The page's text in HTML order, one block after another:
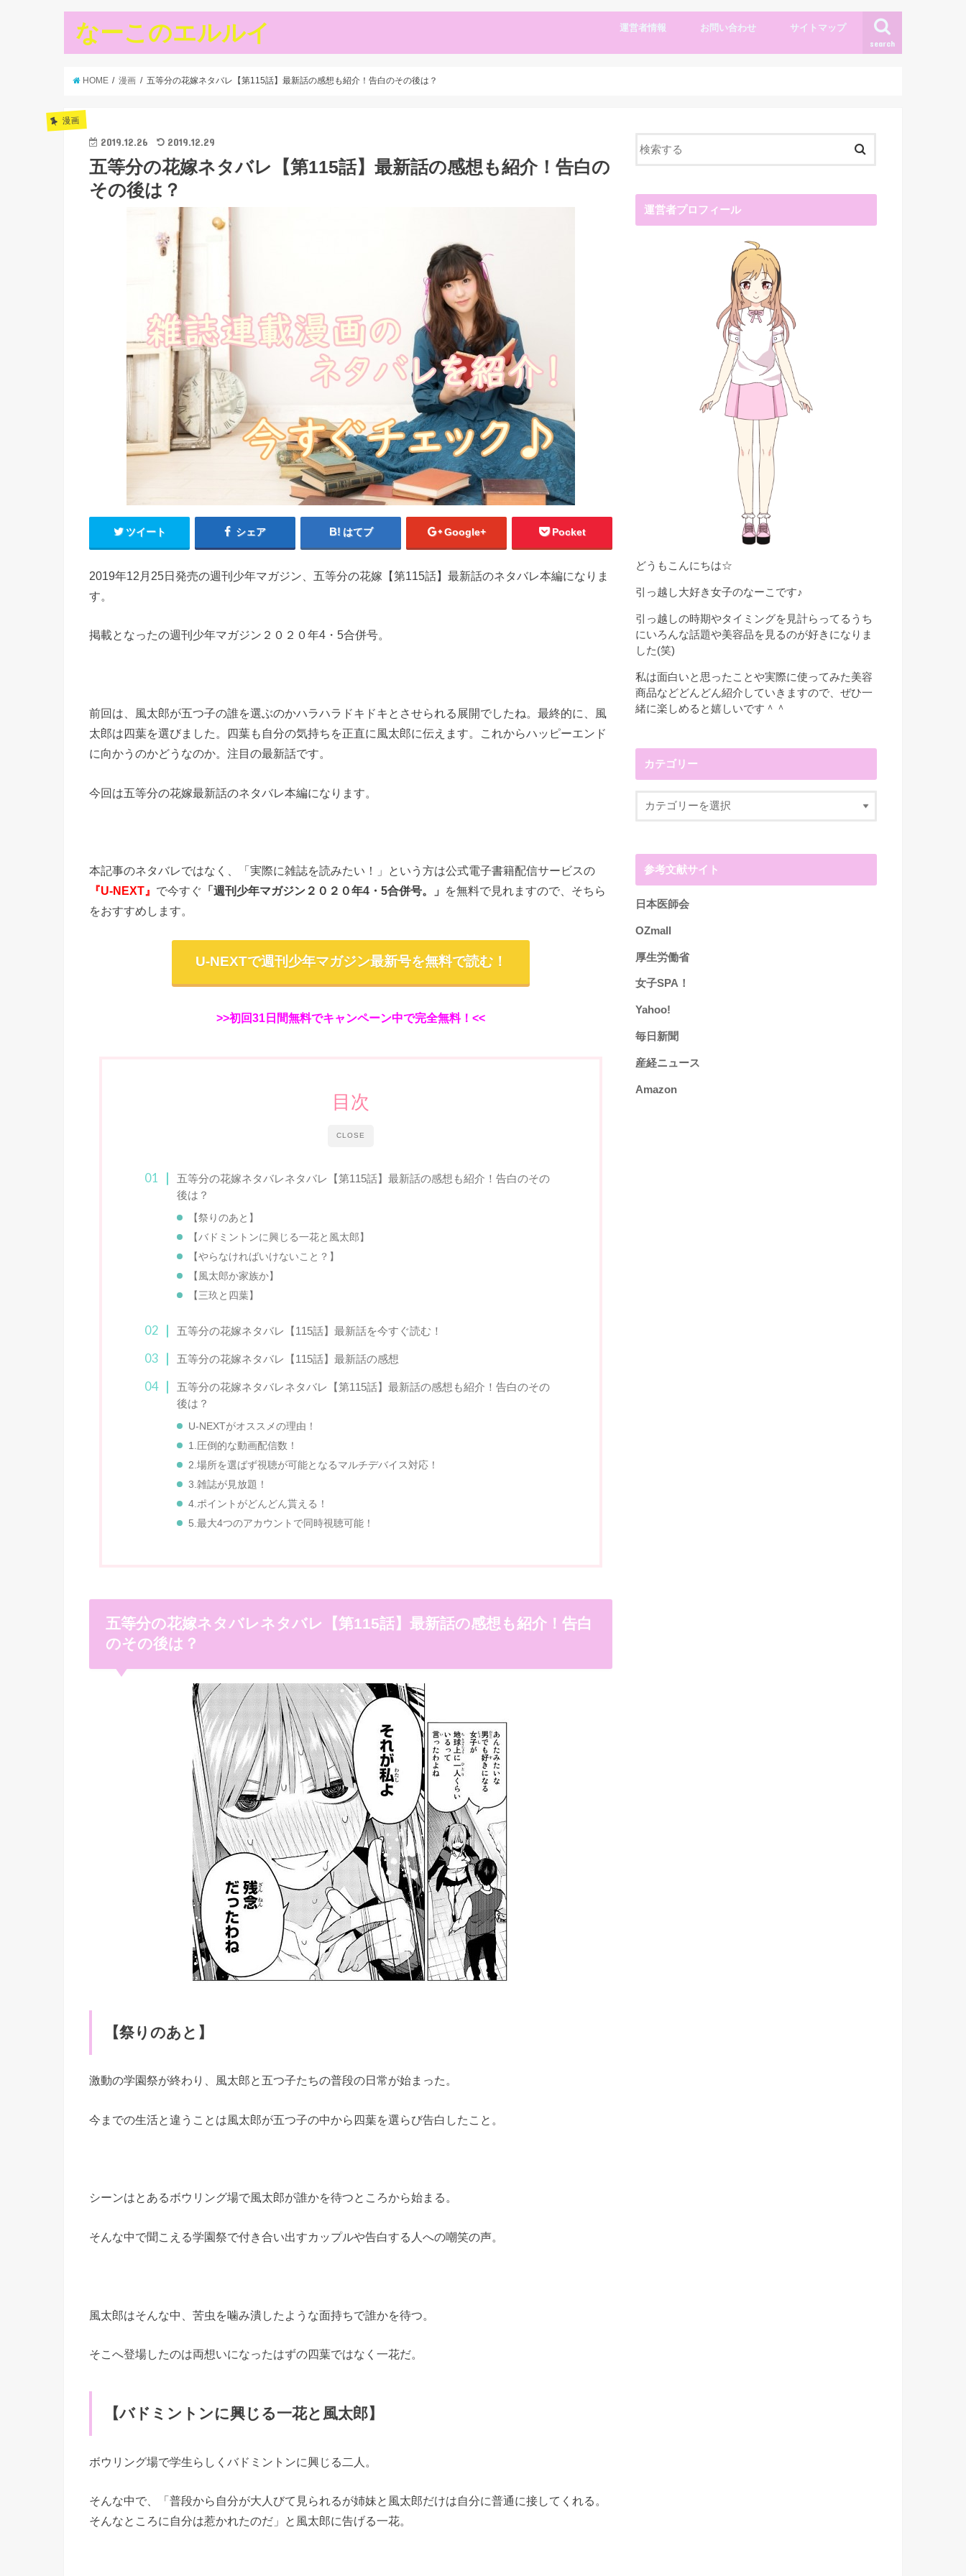
なーこのエルルイ search
運営者情報 お問い合わせ サイトマップ
HOME 漫画 五等分の花嫁ネタバレ【第115話】最新話の感想も紹介！告白のその後は？
漫画
2019.12.26 2019.12.29
五等分の花嫁ネタバレ【第115話】最新話の感想も紹介！告白の
その後は？
ツイート シェア はてブ Google+ Pocket
2019年12月25日発売の週刊少年マガジン、五等分の花嫁【第115話】最新話のネタバレ本編になりま
す。
掲載となったの週刊少年マガジン２０２０年4・5合併号。
前回は、風太郎が五つ子の誰を選ぶのかハラハラドキドキとさせられる展開でしたね。最終的に、風
太郎は四葉を選びました。四葉も自分の気持ちを正直に風太郎に伝えます。これからハッピーエンド
に向かうのかどうなのか。注目の最新話です。
今回は五等分の花嫁最新話のネタバレ本編になります。
本記事のネタバレではなく、「実際に雑誌を読みたい！」という方は公式電子書籍配信サービスの
『U-NEXT』 で今すぐ 「週刊少年マガジン２０２０年4・5合併号。」
を無料で見れますので、そちら
をおすすめします。
U-NEXTで週刊少年マガジン最新号を無料で読む！
>>初回31日間無料でキャンペーン中で完全無料！<<
CLOSE
目次
五等分の花嫁ネタバレネタバレ【第115話】最新話の感想も紹介！告白のその
後は？
【祭りのあと】
【バドミントンに興じる一花と風太郎】
【やらなければいけないこと？】
【風太郎か家族か】
【三玖と四葉】
五等分の花嫁ネタバレ【115話】最新話を今すぐ読む！
五等分の花嫁ネタバレ【115話】最新話の感想
五等分の花嫁ネタバレネタバレ【第115話】最新話の感想も紹介！告白のその
後は？
U-NEXTがオススメの理由！
1.圧倒的な動画配信数！
2.場所を選ばず視聴が可能となるマルチデバイス対応！
3.雑誌が見放題！
4.ポイントがどんどん貰える！
5.最大4つのアカウントで同時視聴可能！
五等分の花嫁ネタバレネタバレ【第115話】最新話の感想も紹介！告白
のその後は？
【祭りのあと】
激動の学園祭が終わり、風太郎と五つ子たちの普段の日常が始まった。
今までの生活と違うことは風太郎が五つ子の中から四葉を選らび告白したこと。
シーンはとあるボウリング場で風太郎が誰かを待つところから始まる。
そんな中で聞こえる学園祭で付き合い出すカップルや告白する人への嘲笑の声。
風太郎はそんな中、苦虫を噛み潰したような面持ちで誰かを待つ。
そこへ登場したのは両想いになったはずの四葉ではなく一花だ。
【バドミントンに興じる一花と風太郎】
ボウリング場で学生らしくバドミントンに興じる二人。
そんな中で、「普段から自分が大人びて見られるが姉妹と風太郎だけは自分に普通に接してくれる。
そんなところに自分は惹かれたのだ」と風太郎に告げる一花。
運営者プロフィール
どうもこんにちは☆
引っ越し大好き女子のなーこです♪
引っ越しの時期やタイミングを見計らってるうち
にいろんな話題や美容品を見るのが好きになりま
した(笑)
私は面白いと思ったことや実際に使ってみた美容
商品などどんどん紹介していきますので、ぜひ一
緒に楽しめると嬉しいです＾＾
カテゴリー
参考文献サイト
日本医師会
OZmall
厚生労働省
女子SPA！
Yahoo!
毎日新聞
産経ニュース
Amazon